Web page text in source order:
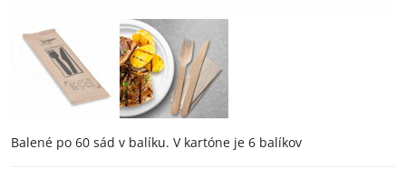
Balené po 60 sád v balíku. V kartóne je 6 balíkov